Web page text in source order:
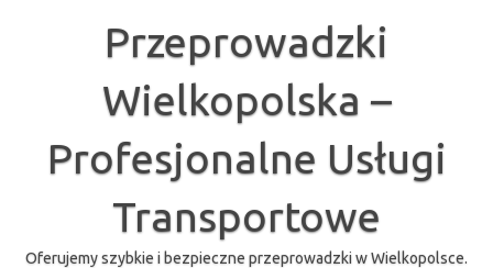
Przeprowadzki
Wielkopolska –
Profesjonalne Usługi
Transportowe
Oferujemy szybkie i bezpieczne przeprowadzki w Wielkopolsce.